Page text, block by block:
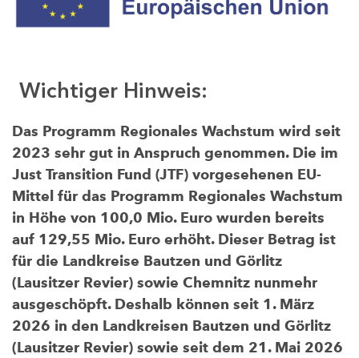
Wichtiger Hinweis:
Das Programm Regionales Wachstum wird seit
2023 sehr gut in Anspruch genommen. Die im
Just Transition Fund (JTF) vorgesehenen EU-
Mittel für das Programm Regionales Wachstum
in Höhe von 100,0 Mio. Euro wurden bereits
auf 129,55 Mio. Euro erhöht. Dieser Betrag ist
für die Landkreise Bautzen und Görlitz
(Lausitzer Revier) sowie Chemnitz nunmehr
ausgeschöpft. Deshalb können seit 1. März
2026 in den Landkreisen Bautzen und Görlitz
(Lausitzer Revier) sowie seit dem 21. Mai 2026